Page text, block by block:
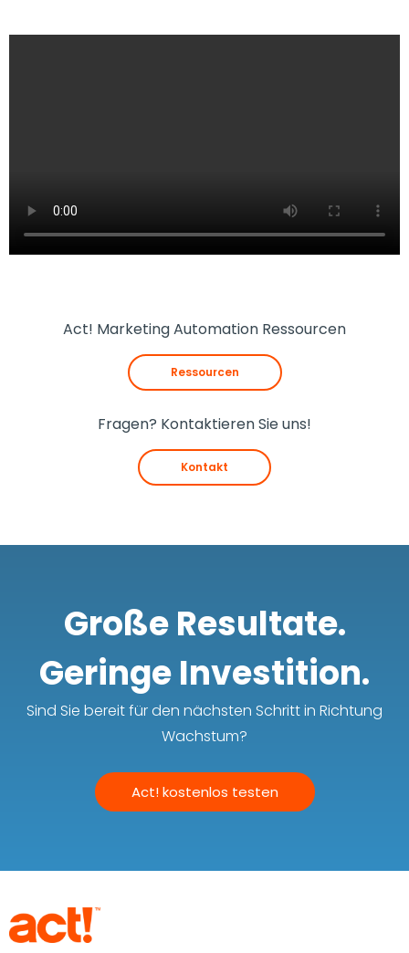
Act! Marketing Automation Ressourcen
Ressourcen
Fragen? Kontaktieren Sie uns!
Kontakt
Große Resultate.
Geringe Investition.
Sind Sie bereit für den nächsten Schritt in Richtung
Wachstum?
Act! kostenlos testen